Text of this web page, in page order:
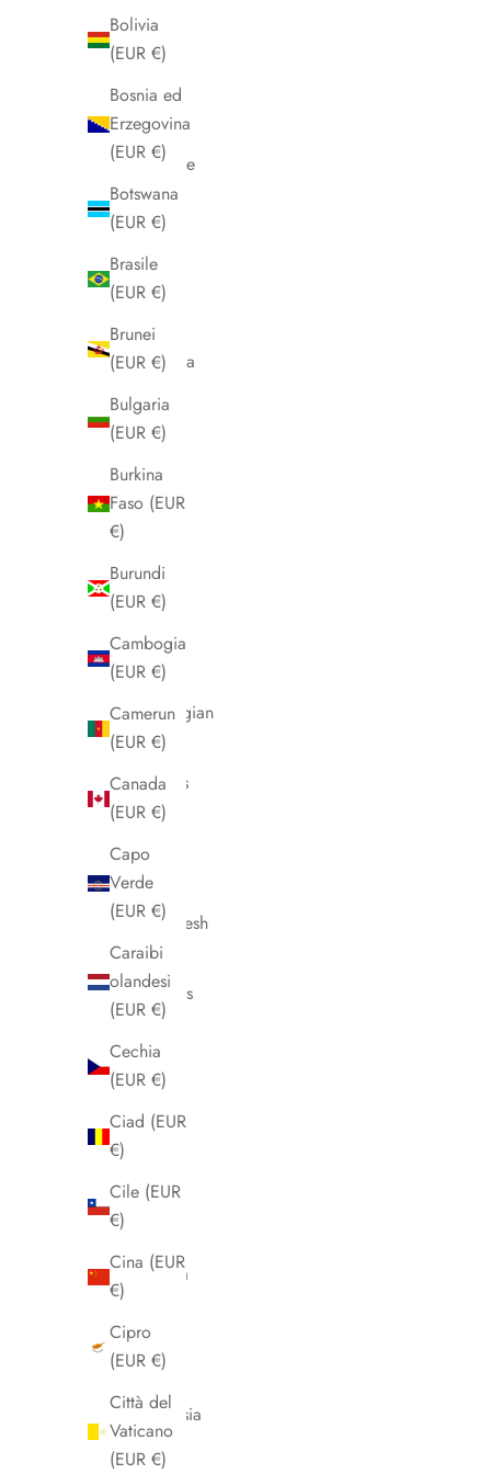
Bolivia
(EUR €)
Bosnia ed
Erzegovina
(EUR €)
Botswana
(EUR €)
Brasile
(EUR €)
Brunei
(EUR €)
Bulgaria
(EUR €)
Burkina
Faso (EUR
€)
Burundi
(EUR €)
Cambogia
(EUR €)
Camerun
(EUR €)
Canada
(EUR €)
Capo
Verde
(EUR €)
Caraibi
olandesi
(EUR €)
Cechia
(EUR €)
Ciad (EUR
€)
Cile (EUR
€)
Cina (EUR
€)
Cipro
(EUR €)
Città del
Vaticano
(EUR €)
Angola
(EUR €)
Anguilla
(EUR €)
Antigua e
Barbuda
(EUR €)
Arabia
Saudita
Argentina
Armenia
Aruba
(EUR €)
Australia
(EUR €)
Austria
(EUR €)
Azerbaigian
(EUR €)
Bahamas
(EUR €)
Bahrein
(EUR €)
Bangladesh
(EUR €)
Barbados
(EUR €)
Belgio
(EUR €)
Belize
(EUR €)
Benin
(EUR €)
Bermuda
(EUR €)
Bhutan
(EUR €)
Bielorussia
(EUR €)